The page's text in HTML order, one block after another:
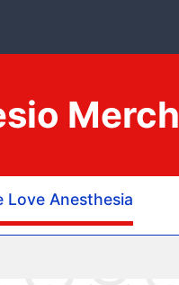
Merch
Love Anesthesia